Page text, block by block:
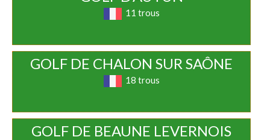
11 trous
GOLF DE CHALON SUR SAÔNE
18 trous
GOLF DE BEAUNE LEVERNOIS